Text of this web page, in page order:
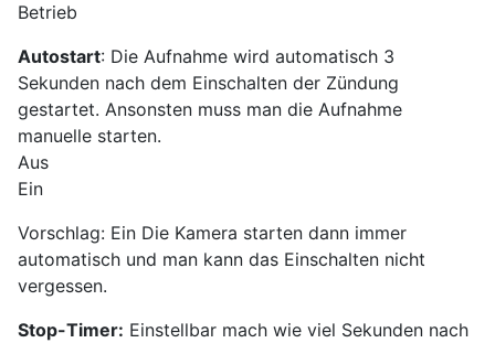
Betrieb
Autostart: Die Aufnahme wird automatisch 3
Sekunden nach dem Einschalten der Zündung
gestartet. Ansonsten muss man die Aufnahme
manuelle starten.
Aus
Ein
Vorschlag: Ein Die Kamera starten dann immer
automatisch und man kann das Einschalten nicht
vergessen.
Stop-Timer: Einstellbar mach wie viel Sekunden nach